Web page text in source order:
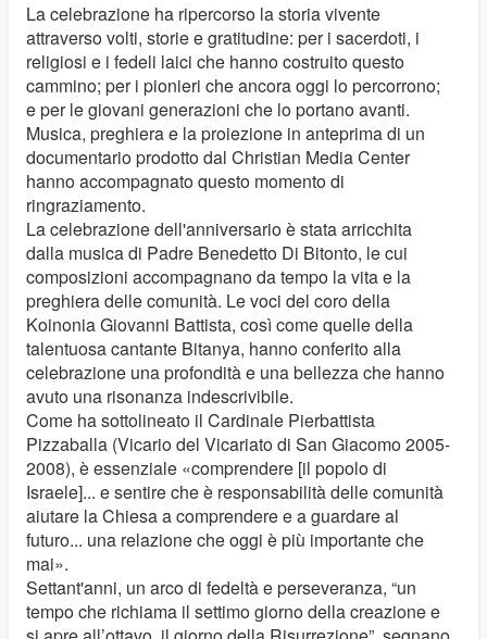
La celebrazione ha ripercorso la storia vivente
attraverso volti, storie e gratitudine: per i sacerdoti, i
religiosi e i fedeli laici che hanno costruito questo
cammino; per i pionieri che ancora oggi lo percorrono;
e per le giovani generazioni che lo portano avanti.
Musica, preghiera e la proiezione in anteprima di un
documentario prodotto dal Christian Media Center
hanno accompagnato questo momento di
ringraziamento.
La celebrazione dell'anniversario è stata arricchita
dalla musica di Padre Benedetto Di Bitonto, le cui
composizioni accompagnano da tempo la vita e la
preghiera delle comunità. Le voci del coro della
Koinonia Giovanni Battista, così come quelle della
talentuosa cantante Bitanya, hanno conferito alla
celebrazione una profondità e una bellezza che hanno
avuto una risonanza indescrivibile.
Come ha sottolineato il Cardinale Pierbattista
Pizzaballa (Vicario del Vicariato di San Giacomo 2005-
2008), è essenziale «comprendere [il popolo di
Israele]... e sentire che è responsabilità delle comunità
aiutare la Chiesa a comprendere e a guardare al
futuro... una relazione che oggi è più importante che
mai».
Settant'anni, un arco di fedeltà e perseveranza, “un
tempo che richiama il settimo giorno della creazione e